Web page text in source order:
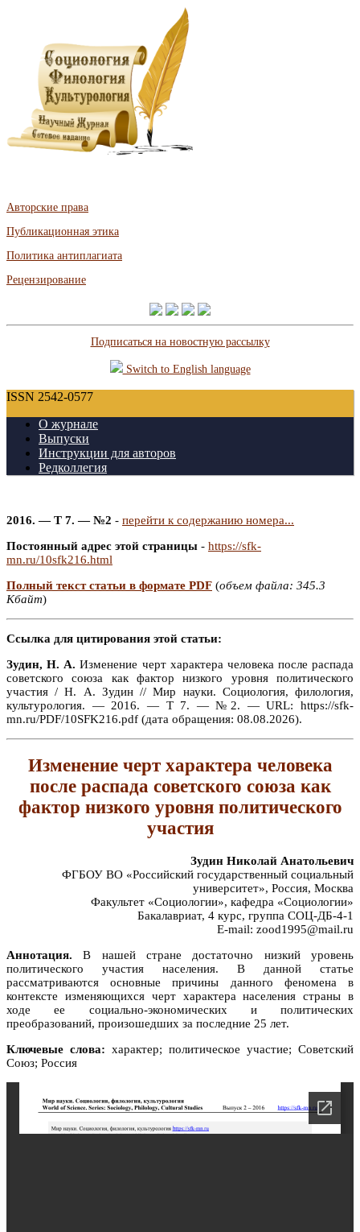
Авторские права
Публикационная этика
Политика антиплагиата
Рецензирование
Подписаться на новостную рассылку
Switch to English language
ISSN 2542-0577
О журнале
Выпуски
Инструкции для авторов
Редколлегия
2016. — Т 7. — №2 - перейти к содержанию номера...
Постоянный адрес этой страницы - https://sfk-
mn.ru/10sfk216.html
Полный текст статьи в формате PDF (объем файла: 345.3
Кбайт)
Ссылка для цитирования этой статьи:
Зудин, Н. А. Изменение черт характера человека после распада
советского союза как фактор низкого уровня политического
участия / Н. А. Зудин // Мир науки. Социология, филология,
культурология. — 2016. — Т 7. — №2. — URL: https://sfk-
mn.ru/PDF/10SFK216.pdf (дата обращения: 08.08.2026).
Изменение черт характера человека
после распада советского союза как
фактор низкого уровня политического
участия
Зудин Николай Анатольевич
ФГБОУ ВО «Российский государственный социальный
университет», Россия, Москва
Факультет «Социологии», кафедра «Социологии»
Бакалавриат, 4 курс, группа СОЦ-ДБ-4-1
E-mail: zood1995@mail.ru
Аннотация. В нашей стране достаточно низкий уровень
политического участия населения. В данной статье
рассматриваются основные причины данного феномена в
контексте изменяющихся черт характера населения страны в
ходе ее социально-экономических и политических
преобразований, произошедших за последние 25 лет.
Ключевые слова: характер; политическое участие; Советский
Союз; Россия